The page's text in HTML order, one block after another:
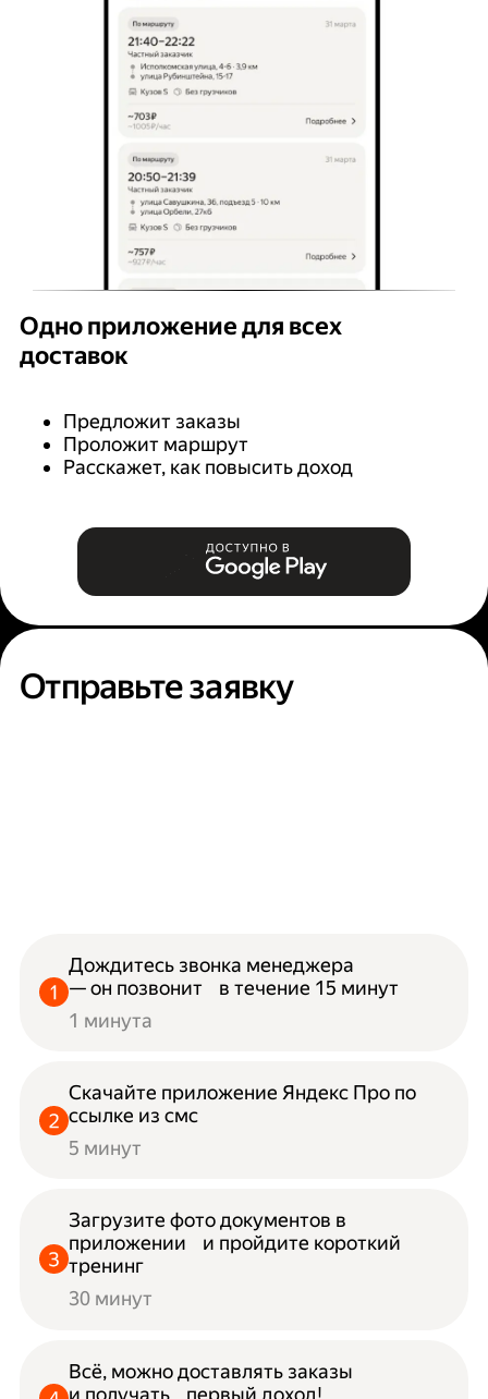
Одно приложение для всех
доставок
Предложит заказы
Проложит маршрут
Расскажет, как повысить доход
Отправьте заявку
Дождитесь звонка менеджера
— он позвонит в течение 15 минут
1 минута
Скачайте приложение Яндекс Про по
ссылке из смс
5 минут
Загрузите фото документов в
приложении и пройдите короткий
тренинг
30 минут
Всё, можно доставлять заказы
и получать первый доход!